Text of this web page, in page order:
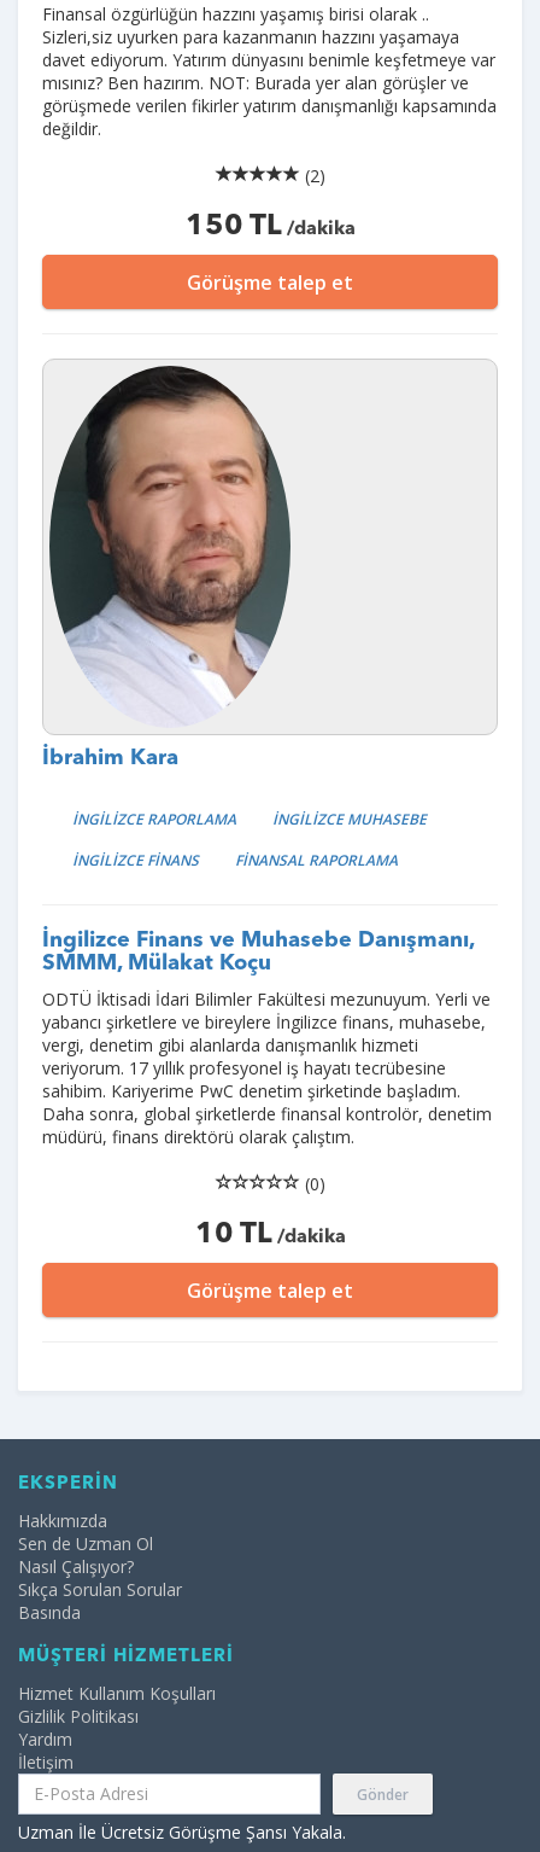
Finansal özgürlüğün hazzını yaşamış birisi olarak ..
Sizleri,siz uyurken para kazanmanın hazzını yaşamaya
davet ediyorum. Yatırım dünyasını benimle keşfetmeye var
mısınız? Ben hazırım. NOT: Burada yer alan görüşler ve
görüşmede verilen fikirler yatırım danışmanlığı kapsamında
değildir.
(2)
150 TL/dakika
Görüşme talep et
İbrahim Kara
İNGİLİZCE RAPORLAMA
İNGİLİZCE MUHASEBE
İNGİLİZCE FİNANS
FİNANSAL RAPORLAMA
İngilizce Finans ve Muhasebe Danışmanı,
SMMM, Mülakat Koçu
ODTÜ İktisadi İdari Bilimler Fakültesi mezunuyum. Yerli ve
yabancı şirketlere ve bireylere İngilizce finans, muhasebe,
vergi, denetim gibi alanlarda danışmanlık hizmeti
veriyorum. 17 yıllık profesyonel iş hayatı tecrübesine
sahibim. Kariyerime PwC denetim şirketinde başladım.
Daha sonra, global şirketlerde finansal kontrolör, denetim
müdürü, finans direktörü olarak çalıştım.
(0)
10 TL/dakika
Görüşme talep et
EKSPERİN
Hakkımızda
Sen de Uzman Ol
Nasıl Çalışıyor?
Sıkça Sorulan Sorular
Basında
MÜŞTERİ HİZMETLERİ
Hizmet Kullanım Koşulları
Gizlilik Politikası
Yardım
İletişim
Gönder
Uzman İle Ücretsiz Görüşme Şansı Yakala.